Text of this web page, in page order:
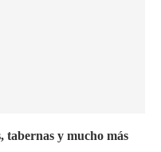
tabernas y mucho más